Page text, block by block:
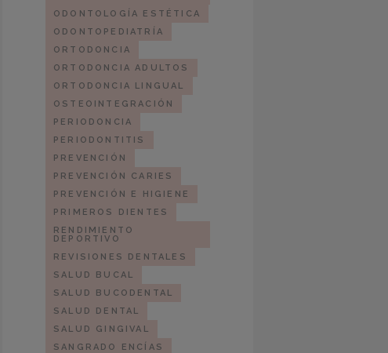
ODONTOLOGÍA ESTÉTICA
ODONTOPEDIATRÍA
ORTODONCIA
ORTODONCIA ADULTOS
ORTODONCIA LINGUAL
OSTEOINTEGRACIÓN
PERIODONCIA
PERIODONTITIS
PREVENCIÓN
PREVENCIÓN CARIES
PREVENCIÓN E HIGIENE
PRIMEROS DIENTES
RENDIMIENTO
DEPORTIVO
REVISIONES DENTALES
SALUD BUCAL
SALUD BUCODENTAL
SALUD DENTAL
SALUD GINGIVAL
SANGRADO ENCÍAS